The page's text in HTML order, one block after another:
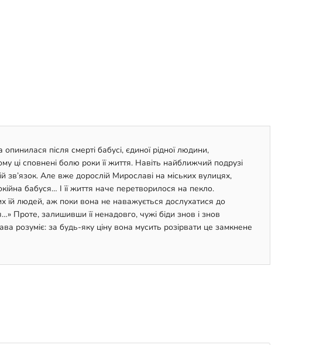
після смерті бабусі, єдиної рідної людини,
ці сповнені болю роки її життя. Навіть найближчий подрузі
Але вже дорослій Мирославі на міських вулицях,
бабуся… І її життя наче перетворилося на пекло.
їй людей, аж поки вона не наважується дослухатися до
Проте, залишивши її ненадовго, чужі біди знов і знов
розуміє: за будь-яку ціну вона мусить розірвати це замкнене